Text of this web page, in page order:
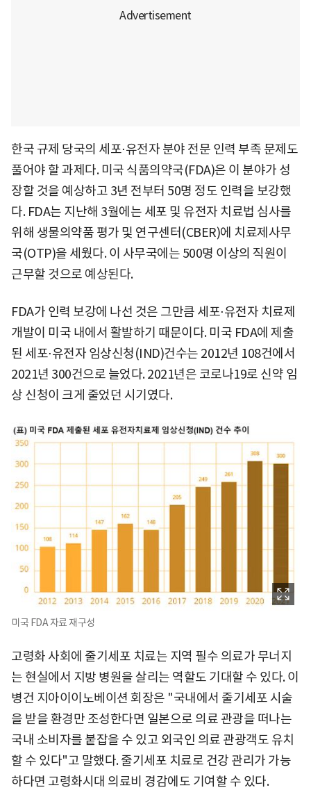
한국 규제 당국의 세포⋅유전자 분야 전문 인력 부족 문제도
풀어야 할 과제다. 미국 식품의약국(FDA)은 이 분야가 성
장할 것을 예상하고 3년 전부터 50명 정도 인력을 보강했
다. FDA는 지난해 3월에는 세포 및 유전자 치료법 심사를
위해 생물의약품 평가 및 연구센터(CBER)에 치료제사무
국(OTP)을 세웠다. 이 사무국에는 500명 이상의 직원이
근무할 것으로 예상된다.
FDA가 인력 보강에 나선 것은 그만큼 세포⋅유전자 치료제
개발이 미국 내에서 활발하기 때문이다. 미국 FDA에 제출
된 세포⋅유전자 임상신청(IND)건수는 2012년 108건에서
2021년 300건으로 늘었다. 2021년은 코로나19로 신약 임
상 신청이 크게 줄었던 시기였다.
미국 FDA 자료 재구성
고령화 사회에 줄기세포 치료는 지역 필수 의료가 무너지
는 현실에서 지방 병원을 살리는 역할도 기대할 수 있다. 이
병건 지아이이노베이션 회장은 "국내에서 줄기세포 시술
을 받을 환경만 조성한다면 일본으로 의료 관광을 떠나는
국내 소비자를 붙잡을 수 있고 외국인 의료 관광객도 유치
할 수 있다"고 말했다. 줄기세포 치료로 건강 관리가 가능
하다면 고령화시대 의료비 경감에도 기여할 수 있다.